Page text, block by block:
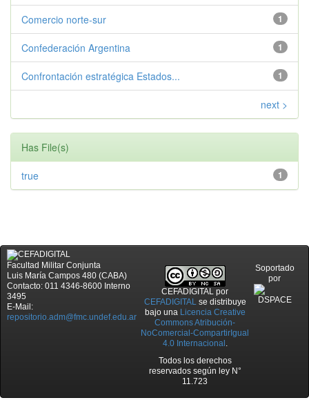
1
Comercio norte-sur
1
Confederación Argentina
1
Confrontación estratégica Estados...
next >
Has File(s)
1
true
Facultad Militar Conjunta
Luis María Campos 480 (CABA)
Contacto: 011 4346-8600 Interno
3495
E-Mail:
repositorio.adm@fmc.undef.edu.ar
CEFADIGITAL por
CEFADIGITALse distribuye
bajo una Licencia Creative
Commons Atribución-
NoComercial-CompartirIgual
4.0 Internacional .
Todos los derechos
reservados según ley N°
11.723
Soportado
por